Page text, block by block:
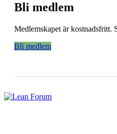
Bli medlem
Medlemskapet är kostnadsfritt.
Bli medlem